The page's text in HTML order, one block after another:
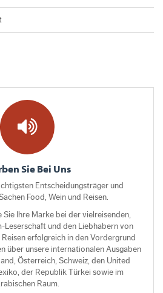
Sie Bei Uns
Entscheidungsträger und
Food, Wein und Reisen.
Sie Ihre Marke bei der vielreisenden,
Leserschaft und den Liebhabern von
Reisen erfolgreich in den Vordergrund
über unsere internationalen Ausgaben
Österreich, Schweiz, den United
der Republik Türkei sowie im
Raum.